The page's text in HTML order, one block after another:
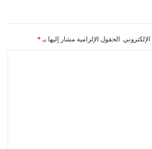
الحقول الإلزامية مشار إليها بـ *